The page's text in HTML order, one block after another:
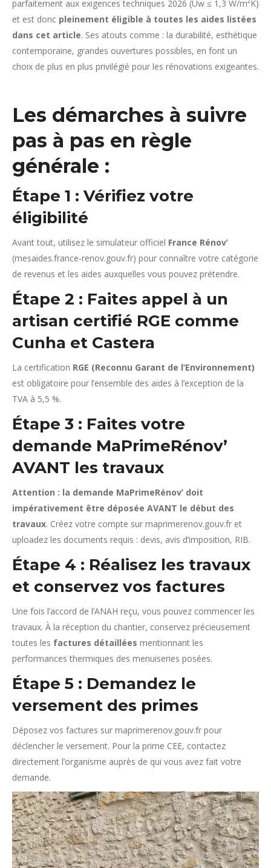
parfaitement aux exigences techniques 2026 (Uw ≤ 1,3 W/m²K)
et est donc pleinement éligible à toutes les aides listées
dans cet article. Ses atouts comme : la durabilité, esthétique
contemporaine, grandes ouvertures possibles, en font un
choix de plus en plus privilégié pour les rénovations exigeantes.
Les démarches à suivre
pas à pas en règle
générale :
Étape 1 : Vérifiez votre
éligibilité
Avant tout, utilisez le simulateur officiel France Rénov’
(mesaides.france-renov.gouv.fr) pour connaître votre catégorie
de revenus et les aides auxquelles vous pouvez prétendre.
Étape 2 : Faites appel à un
artisan certifié RGE comme
Cunha et Castera
La certification RGE (Reconnu Garant de l’Environnement)
est obligatoire pour l’ensemble des aides à l’exception de la
TVA à 5,5 %.
Étape 3 : Faites votre
demande MaPrimeRénov’
AVANT les travaux
Attention : la demande MaPrimeRénov’ doit
impérativement être déposée AVANT le début des
travaux. Créez votre compte sur maprimerenov.gouv.fr et
uploadez les documents requis : devis, avis d’imposition, RIB.
Étape 4 : Réalisez les travaux
et conservez vos factures
Une fois l’accord de l’ANAH reçu, vous pouvez commencer les
travaux. À la réception du chantier, conservez précieusement
toutes les factures détaillées mentionnant les
performances thermiques des menuiseries posées.
Étape 5 : Demandez le
versement des primes
Déposez vos factures sur maprimerenov.gouv.fr pour
déclencher le versement. Pour la prime CEE, contactez
directement l’organisme auprès de qui vous avez fait votre
demande.